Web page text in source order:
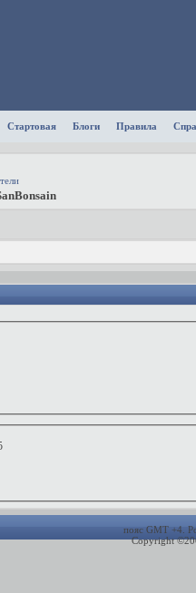
Стартовая Блоги Правила
пояс GMT +4.
Copyright